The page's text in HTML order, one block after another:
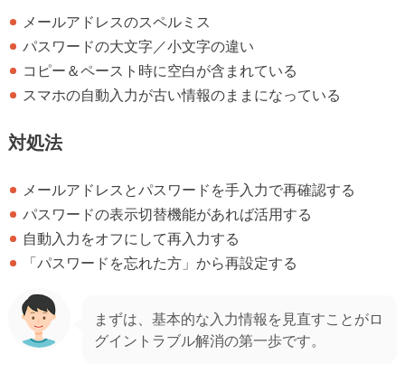
メールアドレスのスペルミス
パスワードの大文字／小文字の違い
コピー＆ペースト時に空白が含まれている
スマホの自動入力が古い情報のままになっている
対処法
メールアドレスとパスワードを手入力で再確認する
パスワードの表示切替機能があれば活用する
自動入力をオフにして再入力する
「パスワードを忘れた方」から再設定する
まずは、基本的な入力情報を見直すことがロ
グイントラブル解消の第一歩です。